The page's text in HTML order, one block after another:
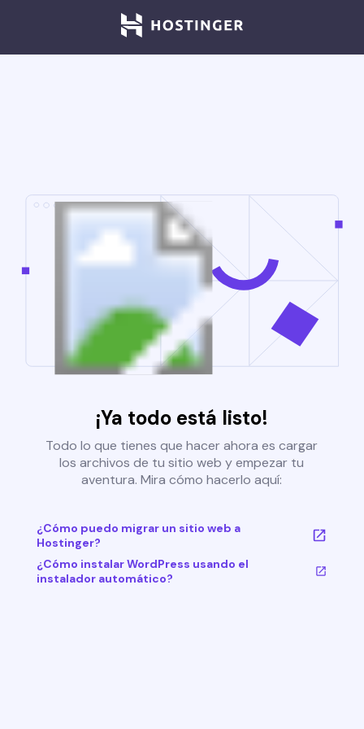
¡Ya todo está listo!
Todo lo que tienes que hacer ahora es cargar
los archivos de tu sitio web y empezar tu
aventura. Mira cómo hacerlo aquí:
¿Cómo puedo migrar un sitio web a
Hostinger?
¿Cómo instalar WordPress usando el
instalador automático?